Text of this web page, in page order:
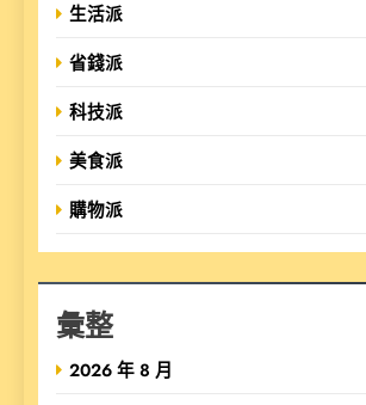
生活派
省錢派
科技派
美食派
購物派
彙整
2026 年 8 月